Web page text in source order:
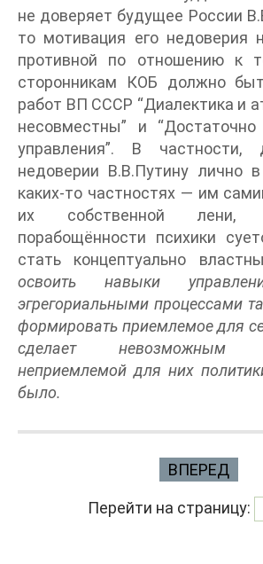
не доверяет будущее России
то мотивация его
противной по отношению к
сторонникам КОБ должно
работ ВП СССР “Диалектика и
несовместны” и
управления”. В
недоверии В.В.Путину лично
каких-то частностях — им
их собственной лени,
порабощённости психики
стать концептуально
освоить навыки
эгрегориальными процессами
формировать приемлемое для
сделает невозможным
неприемлемой для них
было.
ВПЕРЕД
Перейти на страницу: